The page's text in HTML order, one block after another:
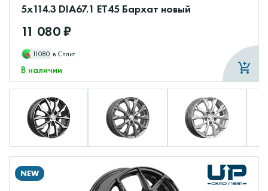
5x114.3 DIA67.1 ET45 Бархат новый
11 080 ₽
11080 в Сплит
В наличии
NEW